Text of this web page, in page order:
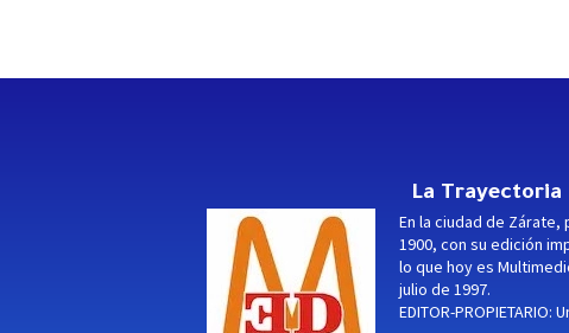
La Trayectoria
En la ciudad de Zárate,
1900, con su edición
lo que hoy es
julio de 1997.
EDITOR-PROPIETARIO: